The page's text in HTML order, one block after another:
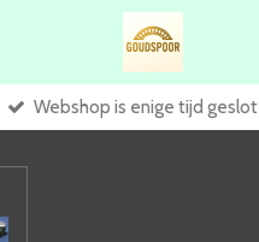
is enige tijd gesloten.